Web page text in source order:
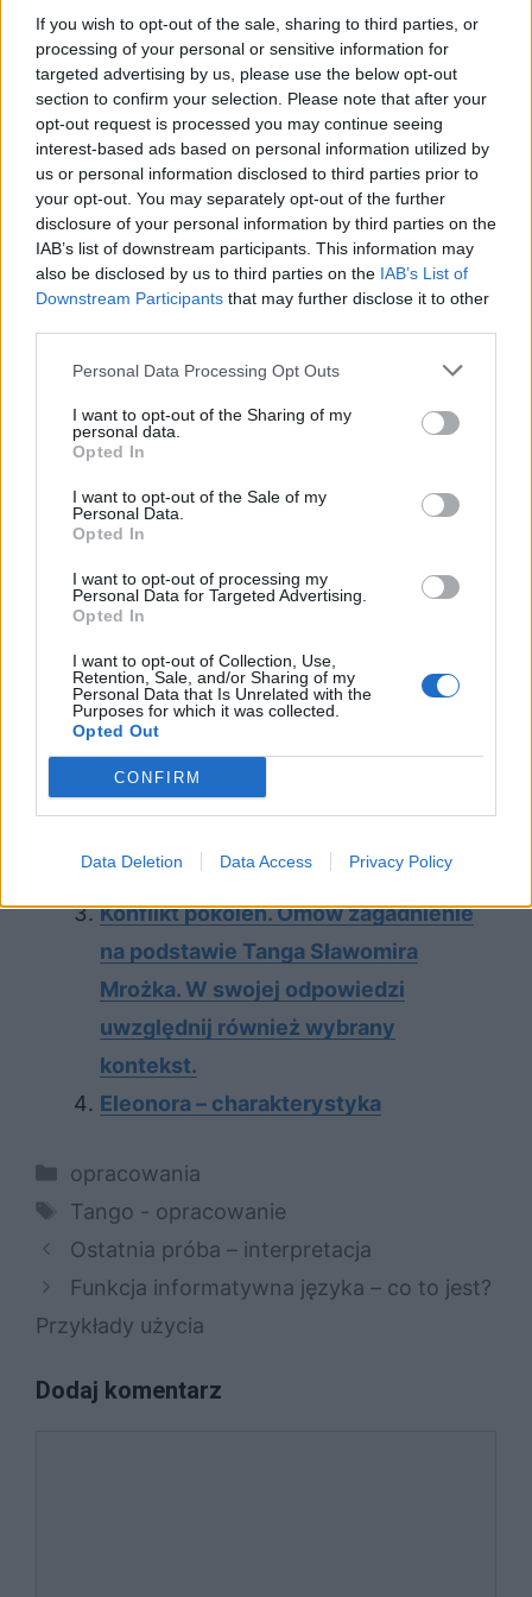
If you wish to opt-out of the sale, sharing to third parties, or
processing of your personal or sensitive information for
targeted advertising by us, please use the below opt-out
section to confirm your selection. Please note that after your
opt-out request is processed you may continue seeing
interest-based ads based on personal information utilized by
us or personal information disclosed to third parties prior to
your opt-out. You may separately opt-out of the further
disclosure of your personal information by third parties on the
IAB’s list of downstream participants. This information may
also be disclosed by us to third parties on the IAB’s List of
Downstream Participants that may further disclose it to other
Personal Data Processing Opt Outs
I want to opt-out of the Sharing of my
personal data.
Opted In
I want to opt-out of the Sale of my
Personal Data.
Opted In
I want to opt-out of processing my
Personal Data for Targeted Advertising.
Opted In
I want to opt-out of Collection, Use,
Retention, Sale, and/or Sharing of my
Personal Data that Is Unrelated with the
Purposes for which it was collected.
Opted Out
CONFIRM
Data Deletion Data Access Privacy Policy
źródła upatrywał w rewolucji i upadku
dawnych obyczajów. Pokazywał, że ludzie
pozbawieni jasnych reguł i obowiązków
gnuśnieją i nie potrafią samodzielnie
utrzymać żadnej dyscypliny. Widział w tym
słabość, którą bezwzględnie mieli
wykorzystać brutalni ludzie z nizin, tacy jak
Edek, który zabiłArtura i przejął władzę w
rodzinie. Dramat w sposób groteskowy
ludzi, którzy nie rozumieją, że pewne
ograniczenia są w życiu konieczne.
Sprawdź także:
Jak bunt i sa­mot­ność kształ­tu­ją bo­ha­
na pod­sta­wie Przed­wio­śnia Ste­fa­na
Żerom­skie­go. W swo­jej od­po­wie­dzi
uwzględ­nij rów­nież wy­bra­ny kon­
tekst.
zakończenie Tanga?
Konflikt pokoleń. Omów zagadnienie
na podstawie Tanga Sławomira
Mrożka. W swojej odpowiedzi
uwzględnij również wybrany
kontekst.
Eleonora – charakterystyka
Kategorie
opracowania
Tagi
Tango - opracowanie
Ostatnia próba – interpretacja
Funkcja informatywna języka – co to jest?
Przykłady użycia
Dodaj komentarz